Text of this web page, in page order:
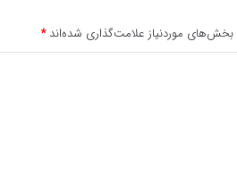
بخش‌های موردنیاز علامت‌گذاری شده‌اند*